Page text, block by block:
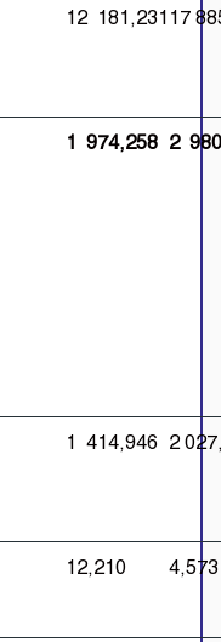
12 181,231 17
1 974,258 2
1 414,946 2
12,210 4,573